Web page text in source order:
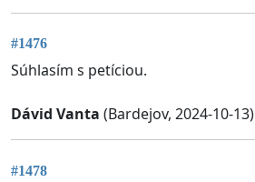
#1476
Súhlasím s petíciou.
Dávid Vanta (Bardejov, 2024-10-13)
#1478